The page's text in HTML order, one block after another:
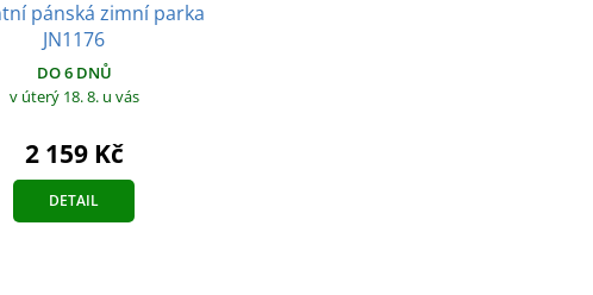
pánská zimní parka
JN1176
DO 6 DNŮ
v úterý 18. 8. u vás
2 159 Kč
DETAIL